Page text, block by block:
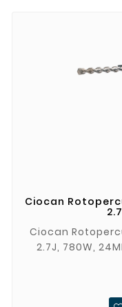
Ciocan
Ciocan
2.7J, 780W, 24MM Ciocanul
780W este